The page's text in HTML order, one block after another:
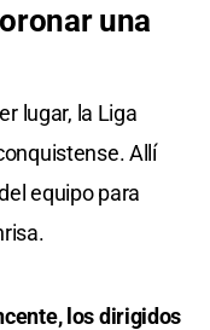
una
lugar, la Liga
Allí
equipo para
los dirigidos